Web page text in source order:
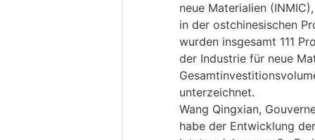
neue Materialien
in der ostchinesischen
wurden insgesamt 111
der Industrie für neue
unterzeichnet.
Wang Qingxian,
habe der Entwicklung